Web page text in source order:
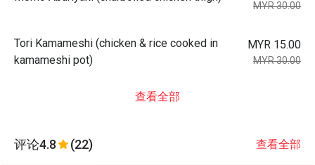
MYR 30.00
Tori Kamameshi (chicken & rice cooked in
kamameshi pot)
MYR 15.00
MYR 30.00
查看全部
评论4.8 (22) 查看全部